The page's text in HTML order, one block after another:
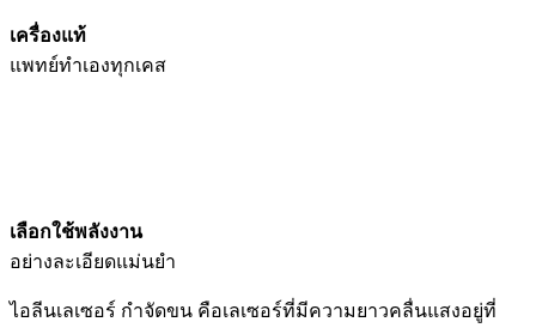
เครื่องแท้
แพทย์ทำเองทุกเคส
เลือกใช้พลังงาน
อย่างละเอียดแม่นยำ
ไอลีนเลเซอร์ กำจัดขน คือเลเซอร์ที่มีความยาวคลื่นแสงอยู่ที่